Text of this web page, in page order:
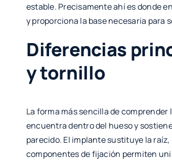
estable. Precisamente ahí es donde
y proporciona la base necesaria para
Diferencias
y tornillo
La forma más sencilla de
encuentra dentro del hueso y
parecido. El implante sustituye la
componentes de fijación permiten